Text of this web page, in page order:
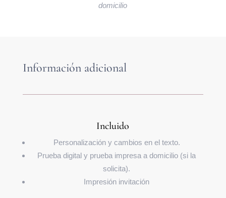
domicilio
Información adicional
Incluido
Personalización y cambios en el texto.
Prueba digital y prueba impresa a domicilio (si la
solicita).
Impresión invitación